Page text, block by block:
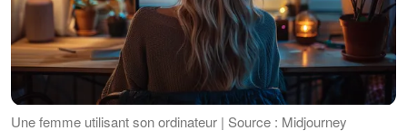
Une femme utilisant son ordinateur | Source : Midjourney